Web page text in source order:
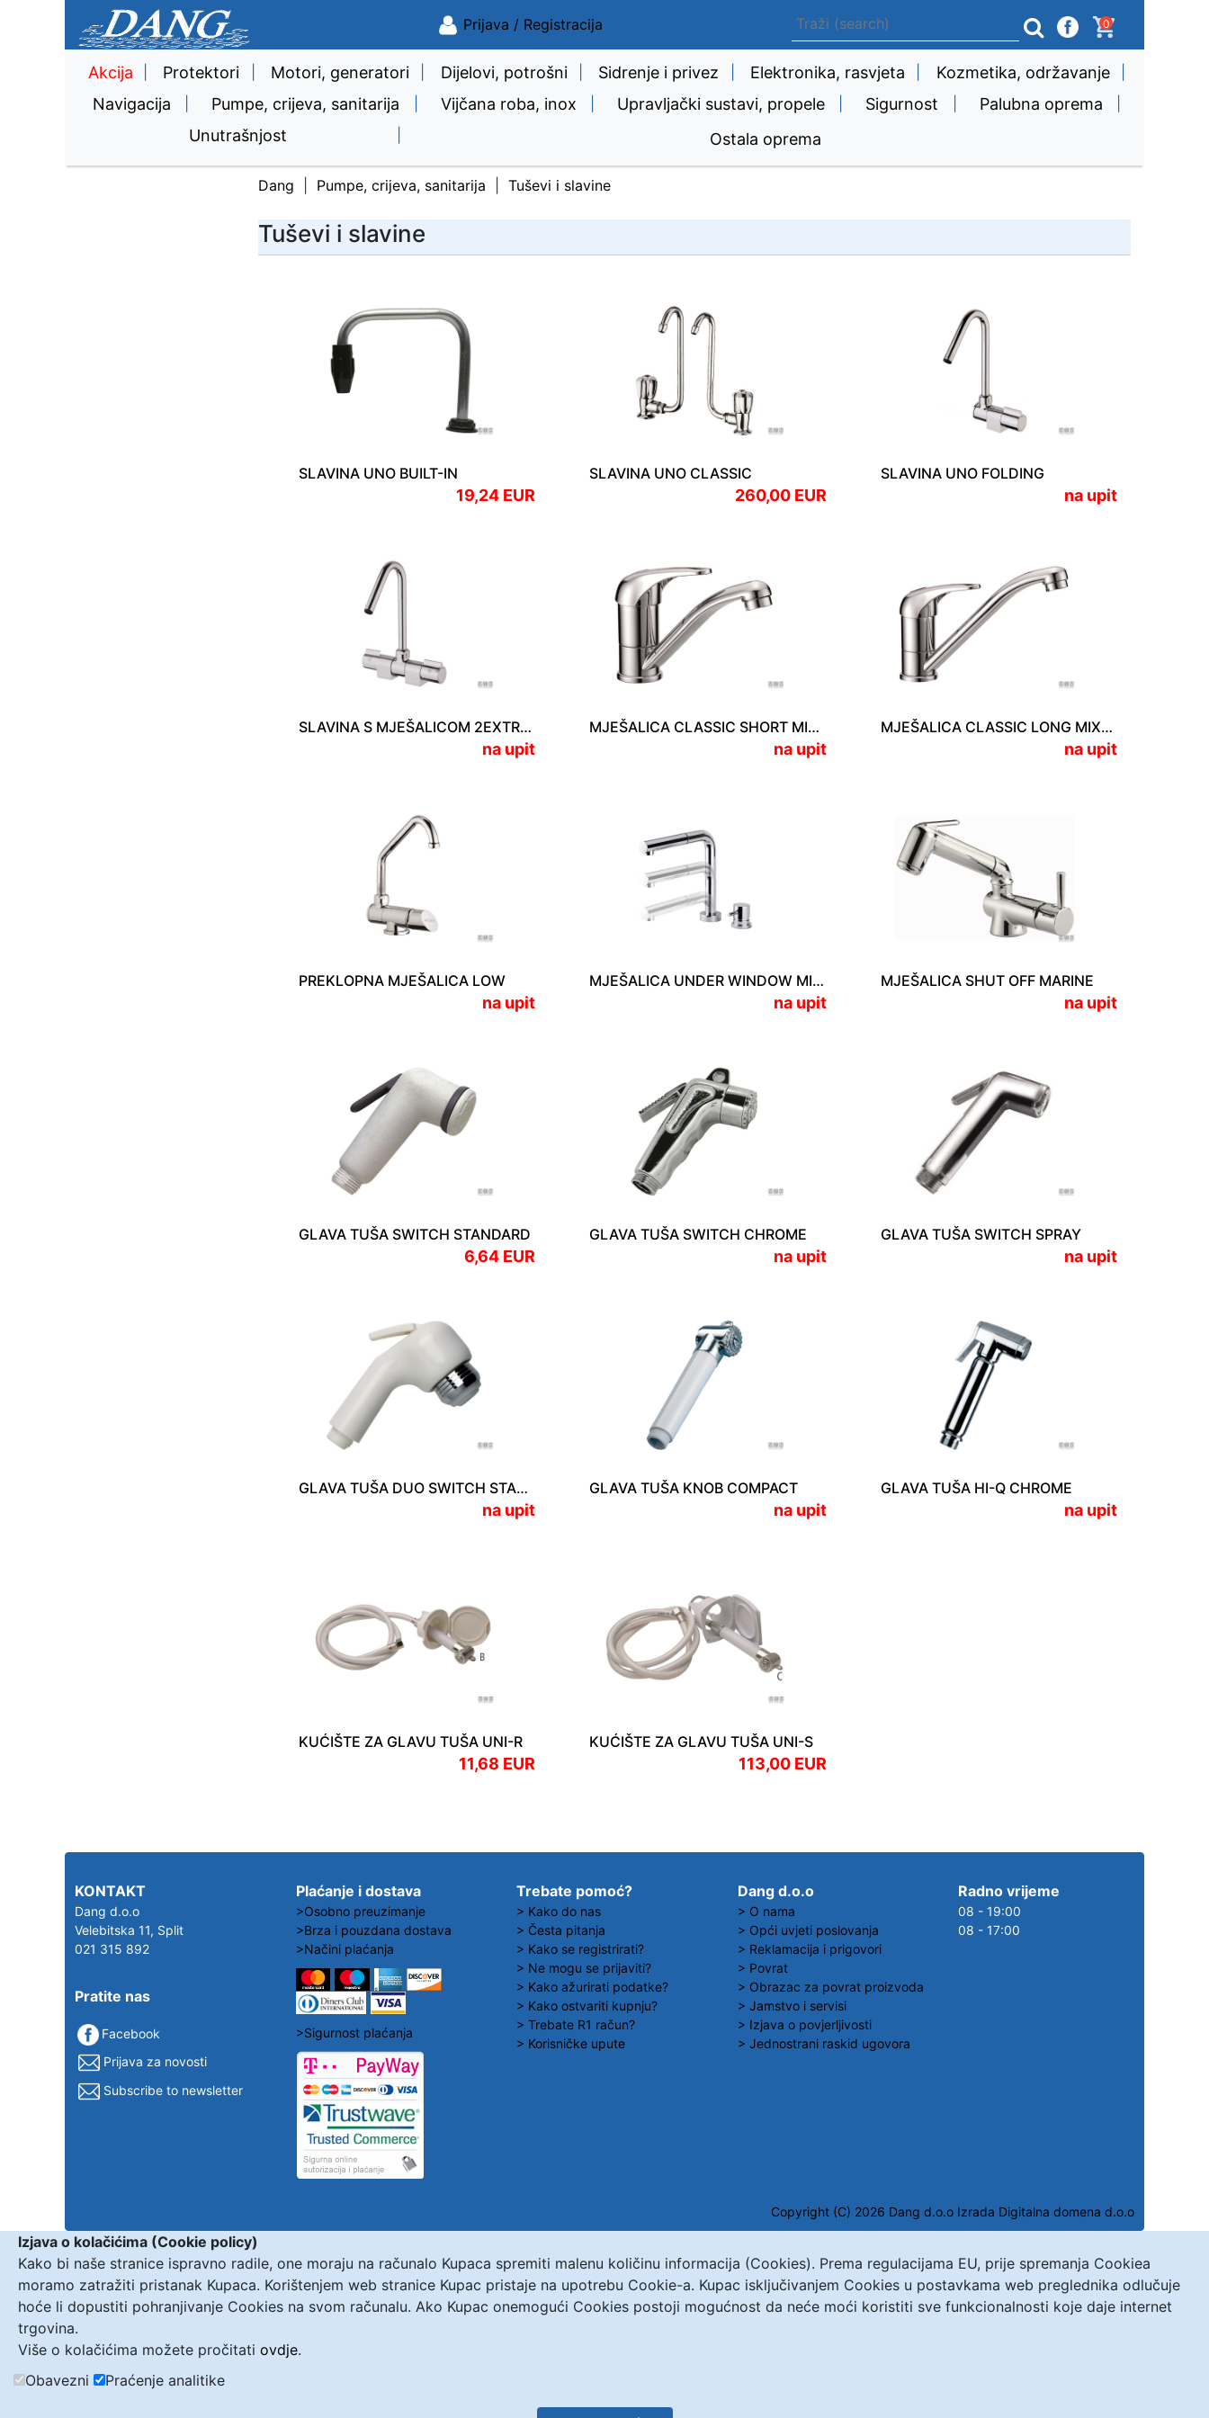
Prijava / Registracija 0
Akcija Protektori Motori, generatori Dijelovi, potrošni Sidrenje i privez Elektronika, rasvjeta Kozmetika, održavanje
Navigacija Pumpe, crijeva, sanitarija Vijčana roba, inox Upravljački sustavi, propele Sigurnost Palubna oprema
Unutrašnjost Ostala oprema
Dang Pumpe, crijeva, sanitarija Tuševi i slavine
Tuševi i slavine
SLAVINA UNO BUILT-IN
19,24 EUR
SLAVINA UNO CLASSIC
260,00 EUR
SLAVINA UNO FOLDING
na upit
SLAVINA S MJEŠALICOM 2EXTREME
na upit
MJEŠALICA CLASSIC SHORT MIXER
na upit
MJEŠALICA CLASSIC LONG MIXER
na upit
PREKLOPNA MJEŠALICA LOW
na upit
MJEŠALICA UNDER WINDOW MIXER
na upit
MJEŠALICA SHUT OFF MARINE
na upit
GLAVA TUŠA SWITCH STANDARD
6,64 EUR
GLAVA TUŠA SWITCH CHROME
na upit
GLAVA TUŠA SWITCH SPRAY
na upit
GLAVA TUŠA DUO SWITCH STANDARD
na upit
GLAVA TUŠA KNOB COMPACT
na upit
GLAVA TUŠA HI-Q CHROME
na upit
KUĆIŠTE ZA GLAVU TUŠA UNI-R
11,68 EUR
KUĆIŠTE ZA GLAVU TUŠA UNI-S
113,00 EUR
KONTAKT
Dang d.o.o
Velebitska 11, Split
021 315 892
Pratite nas
Facebook
Prijava za novosti
Subscribe to newsletter
Plaćanje i dostava
>Osobno preuzimanje
>Brza i pouzdana dostava
>Načini plaćanja
>Sigurnost plaćanja
Trebate pomoć?
> Kako do nas
> Česta pitanja
> Kako se registrirati?
> Ne mogu se prijaviti?
> Kako ažurirati podatke?
> Kako ostvariti kupnju?
> Trebate R1 račun?
> Korisničke upute
Dang d.o.o
> O nama
> Opći uvjeti poslovanja
> Reklamacija i prigovori
> Povrat
> Obrazac za povrat proizvoda
> Jamstvo i servisi
> Izjava o povjerljivosti
> Jednostrani raskid ugovora
Radno vrijeme
08 - 19:00
08 - 17:00
Copyright (C) 2026 Dang d.o.o Izrada Digitalna domena d.o.o
Izjava o kolačićima (Cookie policy)
Kako bi naše stranice ispravno radile, one moraju na računalo Kupaca spremiti malenu količinu informacija (Cookies). Prema regulacijama EU, prije spremanja Cookiea
moramo zatražiti pristanak Kupaca. Korištenjem web stranice Kupac pristaje na upotrebu Cookie-a. Kupac isključivanjem Cookies u postavkama web preglednika odlučuje
hoće li dopustiti pohranjivanje Cookies na svom računalu. Ako Kupac onemogući Cookies postoji mogućnost da neće moći koristiti sve funkcionalnosti koje daje internet
trgovina.
Više o kolačićima možete pročitati ovdje.
Obavezni
Praćenje analitike